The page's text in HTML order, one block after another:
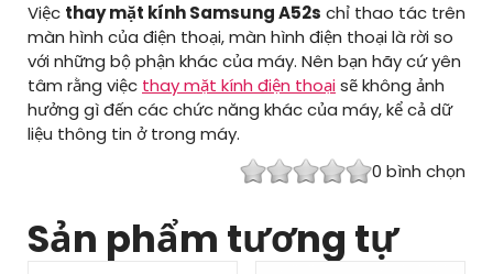
Việc thay mặt kính Samsung A52s chỉ thao tác trên
màn hình của điện thoại, màn hình điện thoại là rời so
với những bộ phận khác của máy. Nên bạn hãy cứ yên
tâm rằng việc thay mặt kính điện thoạisẽ không ảnh
hưởng gì đến các chức năng khác của máy, kể cả dữ
liệu thông tin ở trong máy.
0 bình chọn
Sản phẩm tương tự